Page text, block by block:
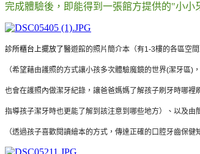
完成體驗後，即能得到一張館方提供的"小小
診所櫃台上擺放了醫遊館的照片簡介本（有1-3樓的各區空間
（希望藉由護照的方式讓小孩多次體驗魔鏡的世界(潔牙區)
也會在護照內做潔牙紀錄，讓爸爸媽媽了解孩子刷牙時哪裡
指導孩子潔牙時也更能了解到該注意到哪些地方）、以及由
（透過孩子喜歡閱讀繪本的方式，傳達正確的口腔牙齒保健